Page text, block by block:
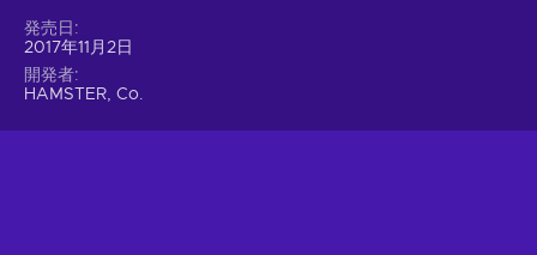
発売日
2017年11月2日
開発者
HAMSTER, Co.